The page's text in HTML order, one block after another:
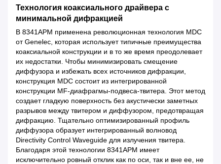
Технология коаксиального драйвера с
минимальной дифракцией
В 8341APM применена революционная технология MDC
от Genelec, которая использует типичные преимущества
коаксиальной конструкции и в то же время преодолевает
их недостатки. Чтобы минимизировать смещение
диффузора и избежать всех источников дифракции,
конструкция MDC состоит из интегрированной
конструкции MF-диафрагмы-подвеса-твитера. Этот метод
создает гладкую поверхность без акустически заметных
разрывов между твитером и диффузором, предотвращая
дифракцию. Тщательно оптимизированный профиль
диффузора образует интегрированный волновод
Directivity Control Waveguide для излучения твитера.
Благодаря этой технологии 8341APM имеет
исключительно ровный отклик как по оси, так и вне ее, не